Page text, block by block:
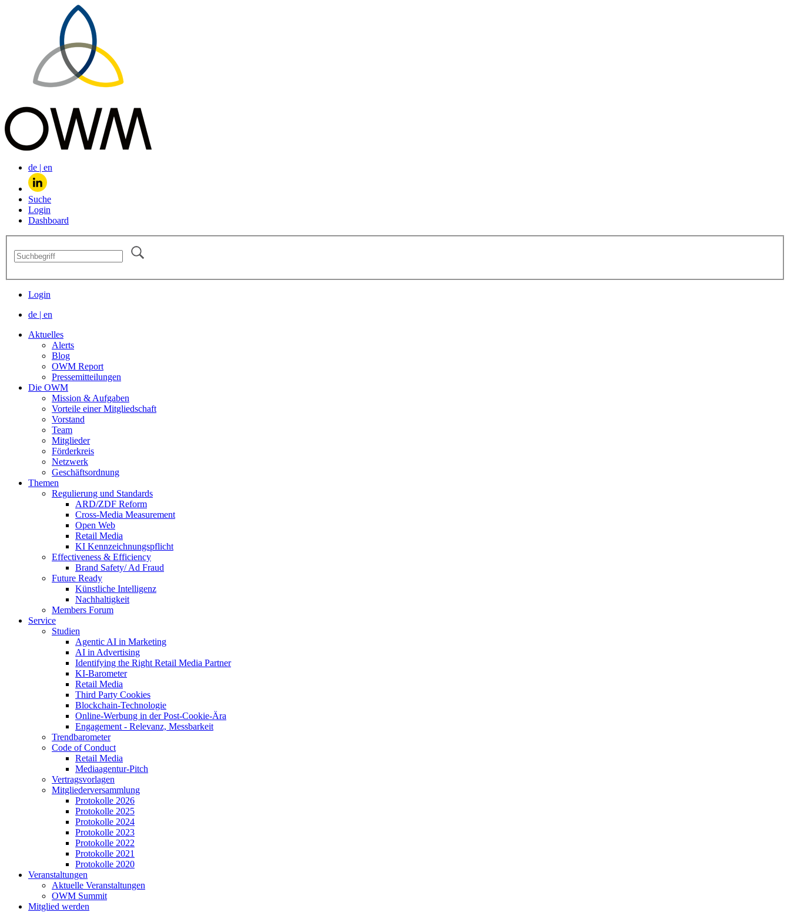
de | en
Suche
Login
Dashboard
Login
de | en
Aktuelles
Alerts
Blog
OWM Report
Pressemitteilungen
Die OWM
Mission & Aufgaben
Vorteile einer Mitgliedschaft
Vorstand
Team
Mitglieder
Förderkreis
Netzwerk
Geschäftsordnung
Themen
Regulierung und Standards
ARD/ZDF Reform
Cross-Media Measurement
Open Web
Retail Media
KI Kennzeichnungspflicht
Effectiveness & Efficiency
Brand Safety/ Ad Fraud
Future Ready
Künstliche Intelligenz
Nachhaltigkeit
Members Forum
Service
Studien
Agentic AI in Marketing
AI in Advertising
Identifying the Right Retail Media Partner
KI-Barometer
Retail Media
Third Party Cookies
Blockchain-Technologie
Online-Werbung in der Post-Cookie-Ära
Engagement - Relevanz, Messbarkeit
Trendbarometer
Code of Conduct
Retail Media
Mediaagentur-Pitch
Vertragsvorlagen
Mitgliederversammlung
Protokolle 2026
Protokolle 2025
Protokolle 2024
Protokolle 2023
Protokolle 2022
Protokolle 2021
Protokolle 2020
Veranstaltungen
Aktuelle Veranstaltungen
OWM Summit
Mitglied werden